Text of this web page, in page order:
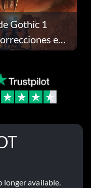
Gothic 1
en
longer available.